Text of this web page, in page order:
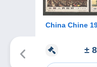
China Chine
±